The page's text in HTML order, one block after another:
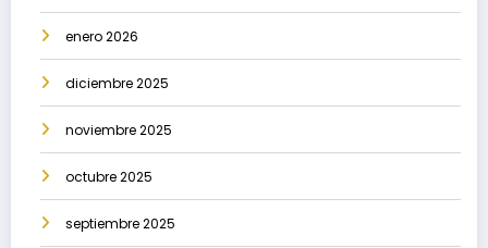
enero 2026
diciembre 2025
noviembre 2025
octubre 2025
septiembre 2025